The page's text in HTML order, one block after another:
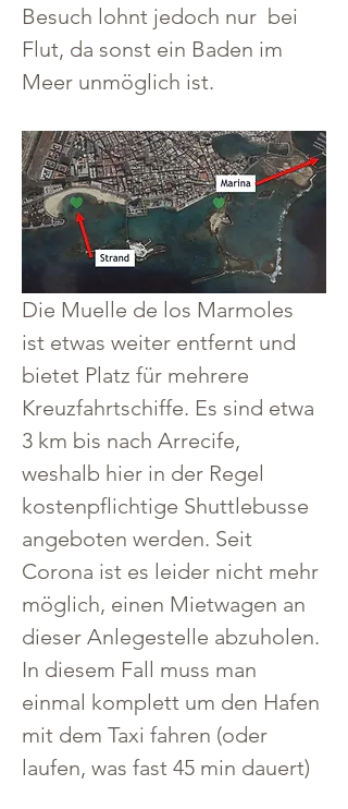
Besuch lohnt jedoch nur  bei
Flut, da sonst ein Baden im
Meer unmöglich ist.
Die Muelle de los Marmoles
ist etwas weiter entfernt und
bietet Platz für mehrere
Kreuzfahrtschiffe. Es sind etwa
3 km bis nach Arrecife,
weshalb hier in der Regel
kostenpflichtige Shuttlebusse
angeboten werden. Seit
Corona ist es leider nicht mehr
möglich, einen Mietwagen an
dieser Anlegestelle abzuholen.
In diesem Fall muss man
einmal komplett um den Hafen
mit dem Taxi fahren (oder
laufen, was fast 45 min dauert)